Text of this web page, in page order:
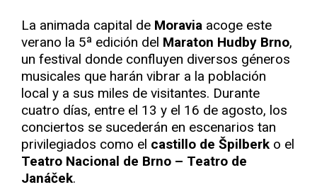
La animada capital de Moravia acoge este
verano la 5ª edición del Maraton Hudby Brno,
un festival donde confluyen diversos géneros
musicales que harán vibrar a la población
local y a sus miles de visitantes. Durante
cuatro días, entre el 13 y el 16 de agosto, los
conciertos se sucederán en escenarios tan
privilegiados como el castillo de Špilberk o el
Teatro Nacional de Brno – Teatro de
Janáček.